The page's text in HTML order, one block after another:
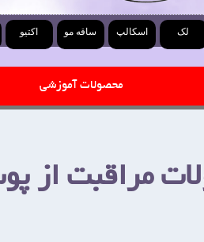
لک اسکالپ ساقه مو اکتیو
محصولات آموزشی
مراقبت از